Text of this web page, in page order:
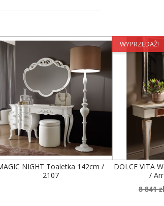
NIGHT Toaletka 142cm /
2107
WYPRZEDAŻ!
DOLCE VITA
/
8 841 zł